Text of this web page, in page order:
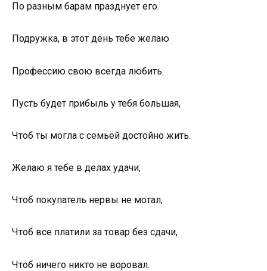
По разным барам празднует его.
Подружка, в этот день тебе желаю
Профессию свою всегда любить.
Пусть будет прибыль у тебя большая,
Чтоб ты могла с семьёй достойно жить.
Желаю я тебе в делах удачи,
Чтоб покупатель нервы не мотал,
Чтоб все платили за товар без сдачи,
Чтоб ничего никто не воровал.